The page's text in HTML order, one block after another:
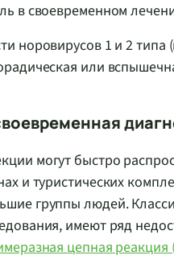
в своевременном
норовирусов 1 и 2 типа
или
могут быстро
и туристических
группы людей.
имеют ряд
цепная реакция